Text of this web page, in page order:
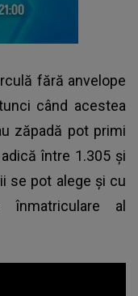
fără anvelope
când acestea
zăpadă pot primi
între 1.305 și
se pot alege și cu
înmatriculare al